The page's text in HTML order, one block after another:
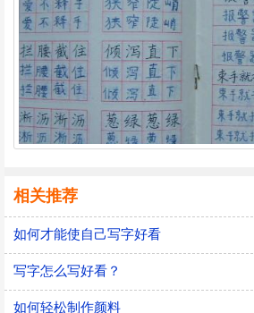
相关推荐
如何才能使自己写字好看
写字怎么写好看？
如何轻松制作颜料